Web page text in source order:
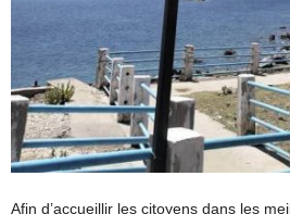
Afin d’accueillir les citoyens dans les